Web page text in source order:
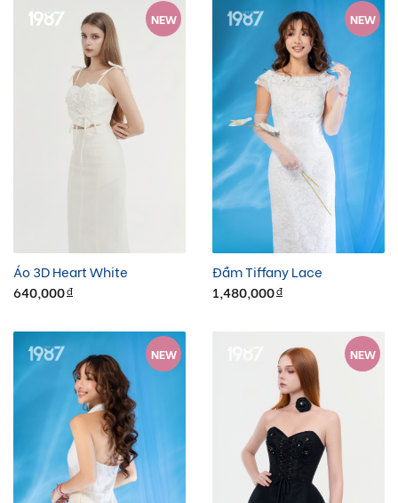
NEW
Áo 3D Heart White
640,000đ
NEW
Đầm Tiffany Lace
1,480,000đ
NEW NEW